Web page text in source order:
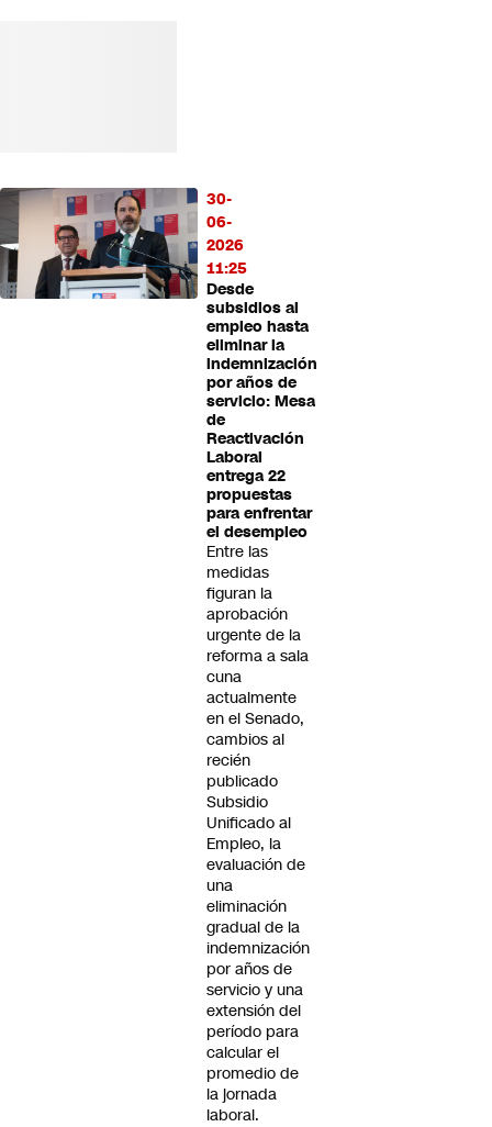
30-
06-
2026
11:25
Desde
subsidios al
empleo hasta
eliminar la
indemnización
por años de
servicio: Mesa
de
Reactivación
Laboral
entrega 22
propuestas
para enfrentar
el desempleo
Entre las
medidas
figuran la
aprobación
urgente de la
reforma a sala
cuna
actualmente
en el Senado,
cambios al
recién
publicado
Subsidio
Unificado al
Empleo, la
evaluación de
una
eliminación
gradual de la
indemnización
por años de
servicio y una
extensión del
período para
calcular el
promedio de
la jornada
laboral.